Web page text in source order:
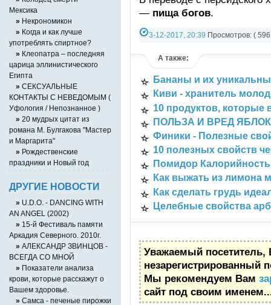
— пища богов.
3-12-2017, 20:39 Просмотров: (
А также:
Бананы и их
Киви - хранитель
10 продуктов,
ПОЛЬЗА И ВРЕД ЯБЛОК
Финики - Полезные
10 полезных свойств
Помидор Калорийность
Как выжать из лимона
Как сделать грудь
Целебные свойства
Уважаемый посетитель,
незарегистрированный
Мы рекомендуем Вам
сайт под своим
Мексика
» Некрономикон
» Когда и как лучше
употреблять спиртное?
» Клеопатра – последняя
царица эллинистического
Египта
» СЕКСУАЛЬНЫЕ
КОНТАКТЫ С НЕВЕДОМЫМ (
Уфология / Непознанное )
» 20 мудрых цитат из
романа М. Булгакова "Мастер
и Маргарита"
» Рождественские
праздники и Новый год
ДРУГИЕ НОВОСТИ
» U.D.O. - DANCING WITH
AN ANGEL (2002)
» 15-й Фестиваль памяти
Аркадия Северного. 2010г.
» АЛЕКСАНДР ЗВИНЦОВ -
ВСЕГДА СО МНОЙ
» Показатели анализа
крови, которые расскажут о
Bашем здоровье.
» Cамса - печеные пирожки